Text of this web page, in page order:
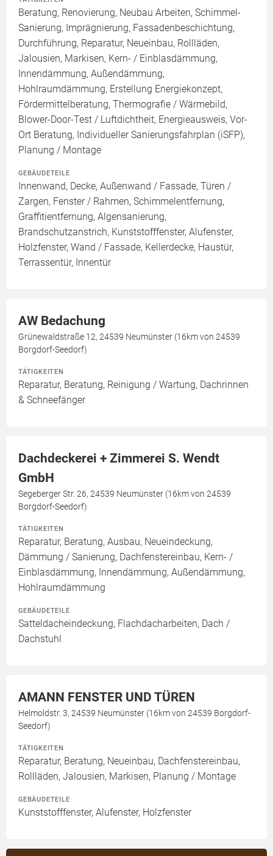
Beratung, Renovierung, Neubau Arbeiten, Schimmel-
Sanierung, Imprägnierung, Fassadenbeschichtung,
Durchführung, Reparatur, Neueinbau, Rollläden,
Jalousien, Markisen, Kern- / Einblasdämmung,
Innendämmung, Außendämmung,
Hohlraumdämmung, Erstellung Energiekonzept,
Fördermittelberatung, Thermografie / Wärmebild,
Blower-Door-Test / Luftdichtheit, Energieausweis, Vor-
Ort Beratung, Individueller Sanierungsfahrplan (iSFP),
Planung / Montage
GEBÄUDETEILE
Innenwand, Decke, Außenwand / Fassade, Türen /
Zargen, Fenster / Rahmen, Schimmelentfernung,
Graffitientfernung, Algensanierung,
Brandschutzanstrich, Kunststofffenster, Alufenster,
Holzfenster, Wand / Fassade, Kellerdecke, Haustür,
Terrassentür, Innentür
AW Bedachung
Grünewaldstraße 12, 24539 Neumünster (16km von 24539
Borgdorf-Seedorf)
TÄTIGKEITEN
Reparatur, Beratung, Reinigung / Wartung, Dachrinnen
& Schneefänger
Dachdeckerei + Zimmerei S. Wendt
GmbH
Segeberger Str. 26, 24539 Neumünster (16km von 24539
Borgdorf-Seedorf)
TÄTIGKEITEN
Reparatur, Beratung, Ausbau, Neueindeckung,
Dämmung / Sanierung, Dachfenstereinbau, Kern- /
Einblasdämmung, Innendämmung, Außendämmung,
Hohlraumdämmung
GEBÄUDETEILE
Satteldacheindeckung, Flachdacharbeiten, Dach /
Dachstuhl
AMANN FENSTER UND TÜREN
Helmoldstr. 3, 24539 Neumünster (16km von 24539 Borgdorf-
Seedorf)
TÄTIGKEITEN
Reparatur, Beratung, Neueinbau, Dachfenstereinbau,
Rollläden, Jalousien, Markisen, Planung / Montage
GEBÄUDETEILE
Kunststofffenster, Alufenster, Holzfenster